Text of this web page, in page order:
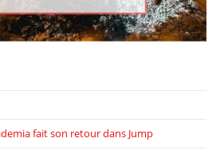
fait son retour dans Jump